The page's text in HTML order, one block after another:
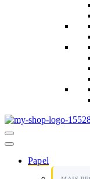
Menu
de
Papel